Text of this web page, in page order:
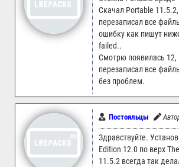
Скачал Portable
перезаписал все
ошибку как пишут
failed..
Смотрю появилась 12,
перезаписал все
без проблем.
Постояльцы
Здравствуйте.
Edition 12.0 по верх
11.5.2 всегда так